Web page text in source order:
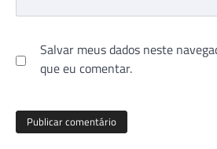
Salvar meus dados neste
que eu comentar.